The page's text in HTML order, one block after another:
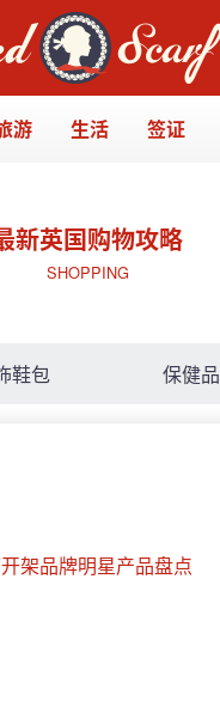
游 生活 签证
新英国购物攻略
SHOPPING
鞋包 保健品
架品牌明星产品盘点